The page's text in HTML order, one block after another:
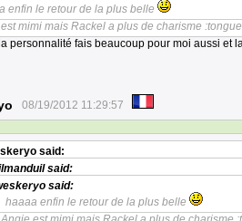
enfin le retour de la plus belle
mimi mais Rackel a plus de charisme
personnalité fais beaucoup pour moi aussi et
08/19/2012 11:29:57
said:
said:
said:
haaaa enfin le retour de la plus belle